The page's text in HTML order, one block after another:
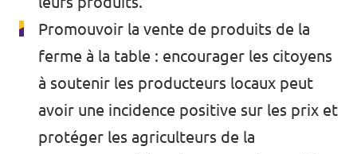
Promouvoir la vente de produits de la
ferme à la table : encourager les citoyens
à soutenir les producteurs locaux peut
avoir une incidence positive sur les prix et
protéger les agriculteurs de la